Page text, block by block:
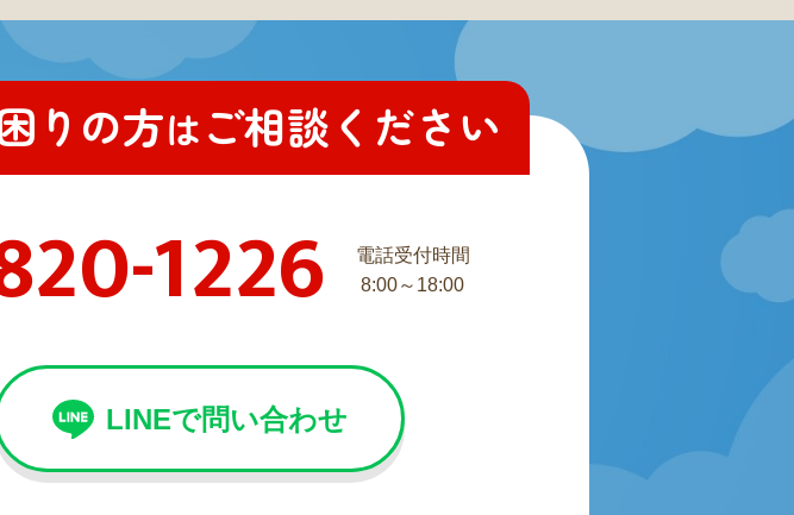
りの方はご相談ください
1226
電話受付時間
8:00～18:00
LINEで問い合わせ